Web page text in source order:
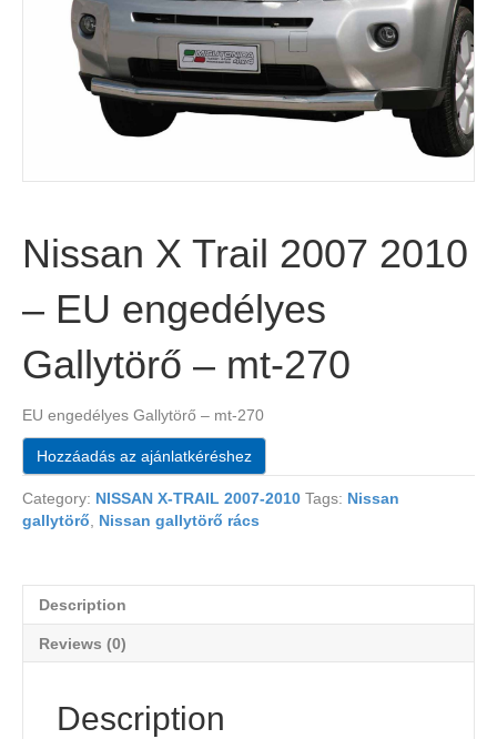
Nissan X Trail 2007 2010
– EU engedélyes
Gallytörő – mt-270
EU engedélyes Gallytörő – mt-270
Hozzáadás az ajánlatkéréshez
Category: NISSAN X-TRAIL 2007-2010 Tags: Nissan
gallytörő, Nissan gallytörő rács
Description
Reviews (0)
Description